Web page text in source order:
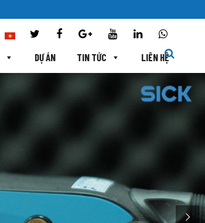
DỰ ÁN TIN TỨC LIÊN HỆ